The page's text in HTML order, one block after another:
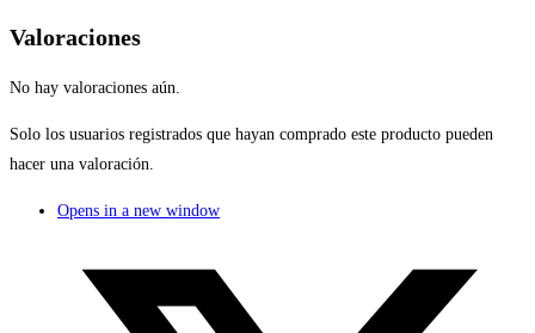
Valoraciones
No hay valoraciones aún.
Solo los usuarios registrados que hayan comprado este producto pueden
hacer una valoración.
Opens in a new window